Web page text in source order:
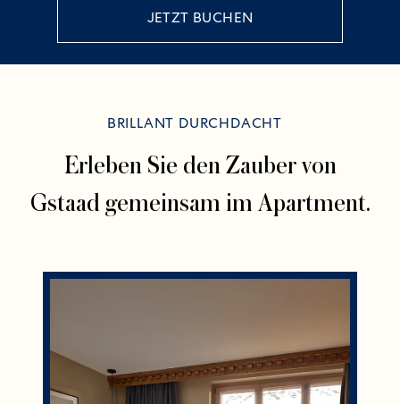
JETZT BUCHEN
BRILLANT DURCHDACHT
Erleben Sie den Zauber von
Gstaad gemeinsam im Apartment.